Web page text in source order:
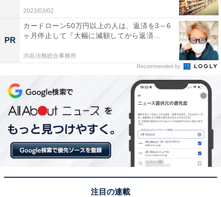
こちらもおすすめ
ング！ 2位「渡辺直美」、1位は？
2023/03/02
PR
カードローン50万円以上の人は、返済を3～6
ヶ月停止して『大幅に減額してから返済...
渋谷法務総合事務所
Recommended by
注目の連載